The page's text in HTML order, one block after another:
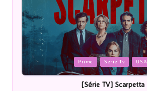
Posted
in
Prime Serie Tv USA
[Série TV] Scarpetta